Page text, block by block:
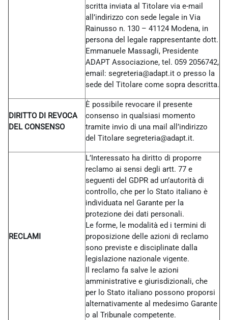
scritta inviata al Titolare via e-mail
all’indirizzo con sede legale in Via
Rainusso n. 130 – 41124 Modena, in
persona del legale rappresentante dott.
Emmanuele Massagli, Presidente
ADAPT Associazione, tel. 059 2056742,
email: segreteria@adapt.it o presso la
sede del Titolare come sopra descritta.
DIRITTO DI REVOCA
DEL CONSENSO
È possibile revocare il presente
consenso in qualsiasi momento
tramite invio di una mail all’indirizzo
del Titolare segreteria@adapt.it.
RECLAMI
L’Interessato ha diritto di proporre
reclamo ai sensi degli artt. 77 e
seguenti del GDPR ad un’autorità di
controllo, che per lo Stato italiano è
individuata nel Garante per la
protezione dei dati personali.
Le forme, le modalità ed i termini di
proposizione delle azioni di reclamo
sono previste e disciplinate dalla
legislazione nazionale vigente.
Il reclamo fa salve le azioni
amministrative e giurisdizionali, che
per lo Stato italiano possono proporsi
alternativamente al medesimo Garante
o al Tribunale competente.